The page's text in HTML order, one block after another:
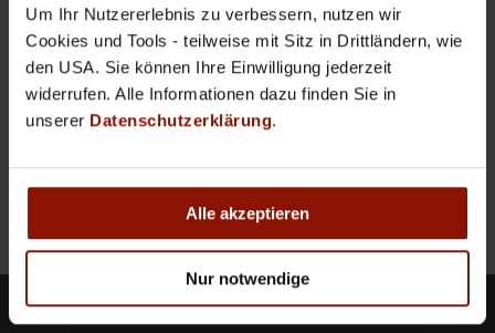
Um Ihr Nutzererlebnis zu verbessern, nutzen wir
Cookies und Tools - teilweise mit Sitz in Drittländern, wie
den USA. Sie können Ihre Einwilligung jederzeit
widerrufen. Alle Informationen dazu finden Sie in
unserer Datenschutzerklärung.
Alle akzeptieren
Nur notwendige
empfehlen!“
Star Immobilientreuhand Ges.m.b.H.
Laudongasse 10| 5-6
1080 Wien
Produkte